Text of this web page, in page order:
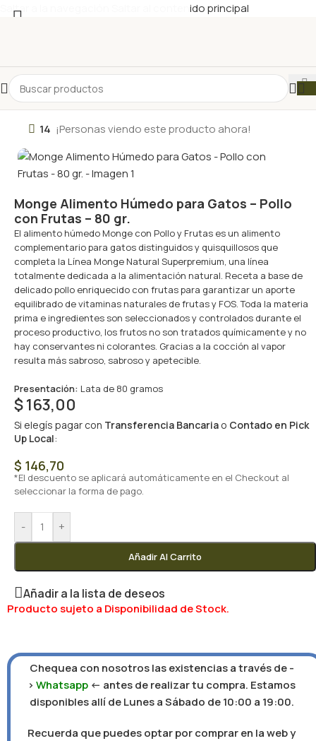
Saltar a la navegación Saltar al contenido principal
14 ¡Personas viendo este producto ahora!
Monge Alimento Húmedo para Gatos – Pollo
con Frutas – 80 gr.
El alimento húmedo Monge con Pollo y Frutas es un alimento
complementario para gatos distinguidos y quisquillosos que
completa la Línea Monge Natural Superpremium, una línea
totalmente dedicada a la alimentación natural. Receta a base de
delicado pollo enriquecido con frutas para garantizar un aporte
equilibrado de vitaminas naturales de frutas y FOS. Toda la materia
prima e ingredientes son seleccionados y controlados durante el
proceso productivo, los frutos no son tratados químicamente y no
hay conservantes ni colorantes. Gracias a la cocción al vapor
resulta más sabroso, sabroso y apetecible.
Presentación: Lata de 80 gramos
$163,00
Si elegís pagar con Transferencia Bancaria o Contado en Pick
Up Local:
$ 146,70
*El descuento se aplicará automáticamente en el Checkout al
seleccionar la forma de pago.
- +
Añadir Al Carrito
Añadir a la lista de deseos
Producto sujeto a Disponibilidad de Stock.
Chequea con nosotros las existencias a través de -
>Whatsapp <- antes de realizar tu compra. Estamos
disponibles allí de Lunes a Sábado de 10:00 a 19:00.
Recuerda que puedes optar por comprar en la web y